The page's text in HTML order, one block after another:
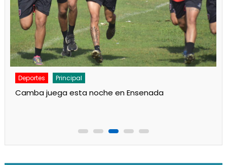
Deportes Principal
Camba juega esta noche en Ensenada